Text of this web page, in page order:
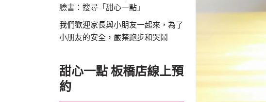
臉書：搜尋「甜心一點」
我們歡迎家長與小朋友一起來，為了
小朋友的安全，嚴禁跑步和哭鬧
甜心一點 板橋店線上預
約